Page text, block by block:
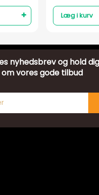
Læg i kurv
nyhedsbrev og hold
om vores gode tilbud